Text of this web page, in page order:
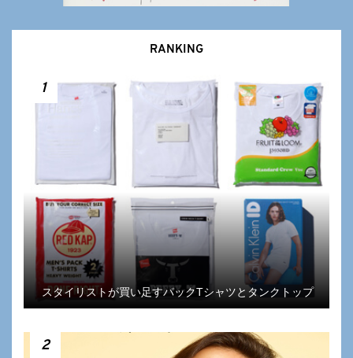
RANKING
1
スタイリストが買い足すパックTシャツとタンクトップ
2